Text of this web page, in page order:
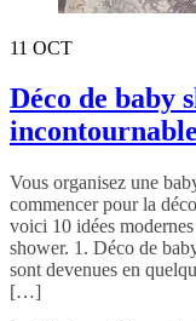
11 OCT
Déco de baby
Vous organisez une
commencer pour la
voici 10 idées
shower. 1. Déco de
sont devenues en
[…]